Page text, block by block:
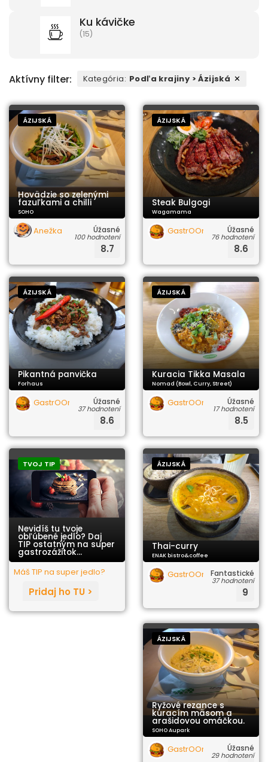
Ku kávičke
(15)
Aktívny filter: Kategória: Podľa krajiny > Ázijská ✕
ÁZIJSKÁ
Hovädzie so zelenými
fazuľkami a chilli
SOHO
Anežka Úžasné
100 hodnotení
8.7
ÁZIJSKÁ
Steak Bulgogi
Wagamama
GastrOOrgazmusÚžasné
76 hodnotení
8.6
ÁZIJSKÁ
Pikantná panvička
Forhaus
GastrOOrgazmusÚžasné
37 hodnotení
8.6
ÁZIJSKÁ
Kuracia Tikka Masala
Nomad (Bowl, Curry, Street)
GastrOOrgazmusÚžasné
17 hodnotení
8.5
TVOJ TIP
Nevidíš tu tvoje
obľúbené jedlo? Daj
TIP ostatným na super
gastrozážitok...
Máš TIP na super jedlo?
Pridaj ho TU >
ÁZIJSKÁ
Thai-curry
ENAK bistro&coffee
GastrOOrgazmus
Fantastické
37 hodnotení
9
ÁZIJSKÁ
Ryžové rezance s
kuracím mäsom a
arašidovou omáčkou.
SOHO Aupark
GastrOOrgazmusÚžasné
29 hodnotení